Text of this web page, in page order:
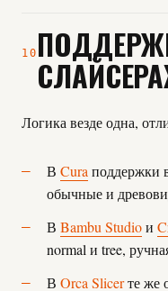
10
Логика везде одна,
В Cura поддержки
обычные и
В Bambu Studioи
normal и tree,
В Orca Slicerте же